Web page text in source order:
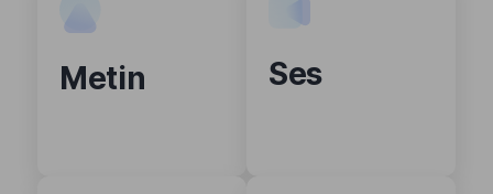
Metin Ses